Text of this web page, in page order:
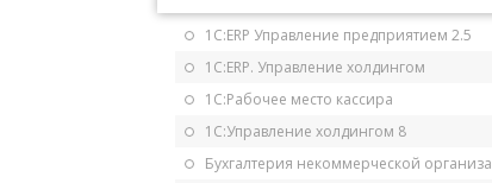
1С:ERP Управление предприятием 2.5
1С:ERP. Управление холдингом
1С:Рабочее место кассира
1С:Управление холдингом 8
Бухгалтерия некоммерческой